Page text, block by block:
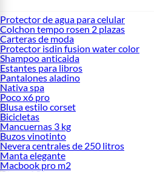
Protector de agua para celular
Colchon tempo rosen 2 plazas
Carteras de moda
Protector isdin fusion water color
Shampoo anticaida
Estantes para libros
Pantalones aladino
Nativa spa
Poco x6 pro
Blusa estilo corset
Bicicletas
Mancuernas 3 kg
Buzos vinotinto
Nevera centrales de 250 litros
Manta elegante
Macbook pro m2